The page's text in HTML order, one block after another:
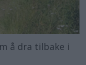
å dra tilbake i